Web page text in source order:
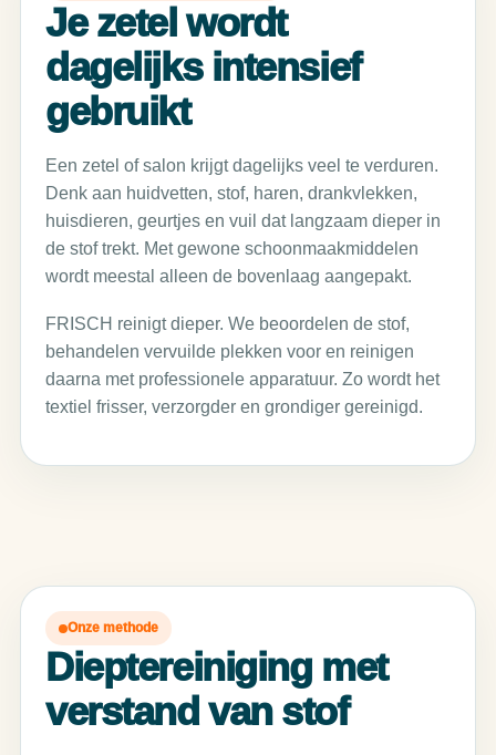
Je zetel wordt
dagelijks intensief
gebruikt
Een zetel of salon krijgt dagelijks veel te verduren.
Denk aan huidvetten, stof, haren, drankvlekken,
huisdieren, geurtjes en vuil dat langzaam dieper in
de stof trekt. Met gewone schoonmaakmiddelen
wordt meestal alleen de bovenlaag aangepakt.
FRISCH reinigt dieper. We beoordelen de stof,
behandelen vervuilde plekken voor en reinigen
daarna met professionele apparatuur. Zo wordt het
textiel frisser, verzorgder en grondiger gereinigd.
Onze methode
Dieptereiniging met
verstand van stof